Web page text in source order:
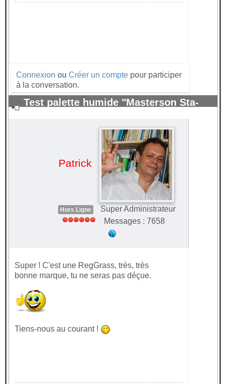
Connexion ou Créer un compte pour participer
à la conversation.
Test palette humide "Masterson Sta-
Patrick
Hors Ligne
Super Administrateur
Messages : 7658
Super ! C'est une RegGrass, très, très
bonne marque, tu ne seras pas déçue.
Tiens-nous au courant !